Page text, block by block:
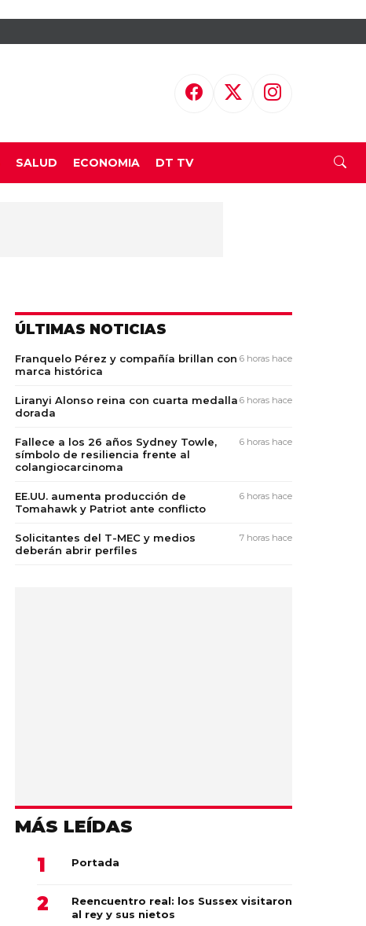
SALUD ECONOMIA DT TV
ÚLTIMAS NOTICIAS
Franquelo Pérez y compañía brillan con
marca histórica
6 horas hace
Liranyi Alonso reina con cuarta medalla
dorada
6 horas hace
Fallece a los 26 años Sydney Towle,
símbolo de resiliencia frente al
colangiocarcinoma
6 horas hace
EE.UU. aumenta producción de
Tomahawk y Patriot ante conflicto
6 horas hace
Solicitantes del T-MEC y medios
deberán abrir perfiles
7 horas hace
MÁS LEÍDAS
Portada
Reencuentro real: los Sussex visitaron
al rey y sus nietos